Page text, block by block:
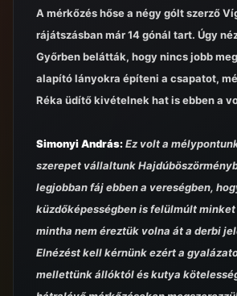
A mérkőzés hőse a négy gólt szerző
rájátszásban már 14 gónál tart. Úgy
Győrben belátták, hogy nincs jobb
alapító lányokra építeni a csapatot,
Réka üdítő kivételnek hat is ebben a
Simonyi András:Ez volt a
szerepet vállaltunk
legjobban fáj ebben a vereségben,
küzdőképességben is felülmúlt
mintha nem éreztük volna át a derbi
Elnézést kell kérnünk ezért a
mellettünk állóktól és kutya